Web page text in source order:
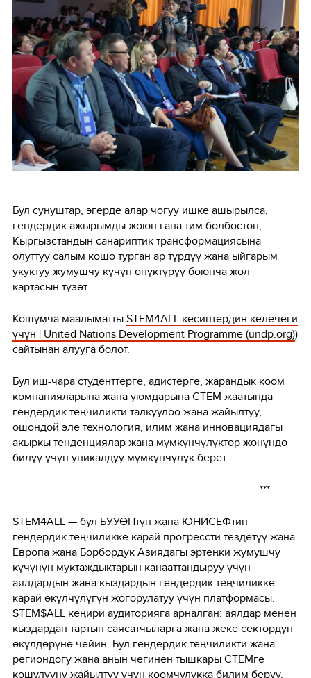
Бул сунуштар, эгерде алар чогуу ишке ашырылса,
гендердик ажырымды жоюп гана тим болбостон,
Кыргызстандын санариптик трансформациясына
олуттуу салым кошо турган ар түрдүү жана ыйгарым
укуктуу жумушчу күчүн өнүктүрүү боюнча жол
картасын түзөт.
Кошумча маалыматтыSTEM4ALL кесиптердин келечеги
үчүн | United Nations Development Programme (undp.org))
сайтынан алууга болот.
Бул иш-чара студенттерге, адистерге, жарандык коом
компанияларына жана уюмдарына СТЕМ жаатында
гендердик теңчиликти талкуулоо жана жайылтуу,
ошондой эле технология, илим жана инновациядагы
акыркы тенденциялар жана мүмкүнчүлүктөр жөнүндө
билүү үчүн уникалдуу мүмкүнчүлүк берет.
***
STEM4ALL — бул БУУӨПтүн жана ЮНИСЕФтин
гендердик теңчиликке карай прогрессти тездетүү жана
Европа жана Борбордук Азиядагы эртеңки жумушчу
күчүнүн муктаждыктарын канааттандыруу үчүн
аялдардын жана кыздардын гендердик теңчиликке
карай өкүлчүлүгүн жогорулатуу үчүн платформасы.
STEM$ALL кеңири аудиторияга арналган: аялдар менен
кыздардан тартып саясатчыларга жана жеке сектордун
өкүлдөрүнө чейин. Бул гендердик теңчиликти жана
региондогу жана анын чегинен тышкары СТЕМге
кошулууну жайылтуу үчүн коомчулукка билим берүү,